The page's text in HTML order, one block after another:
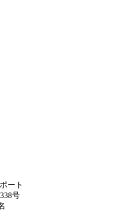
ート
号